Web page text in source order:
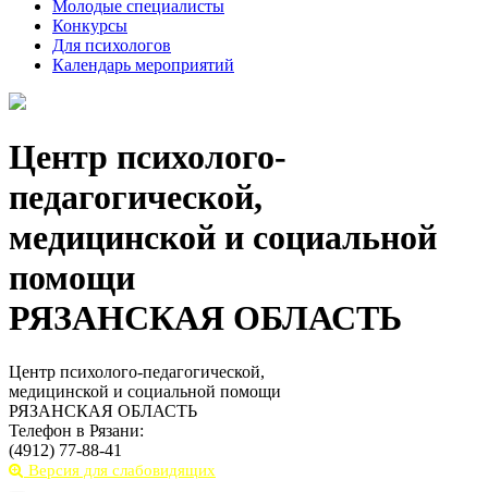
Молодые специалисты
Конкурсы
Для психологов
Календарь мероприятий
Центр психолого-
педагогической,
медицинской и социальной
помощи
РЯЗАНСКАЯ ОБЛАСТЬ
Центр психолого-педагогической,
медицинской и социальной помощи
РЯЗАНСКАЯ ОБЛАСТЬ
Телефон в Рязани:
(4912) 77-88-41
Версия для слабовидящих